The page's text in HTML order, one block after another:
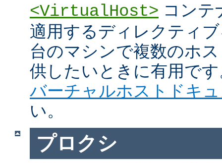
<VirtualHost> コンテ
適用するディレクティ
台のマシンで複数のホ
供したいときに有用で
バーチャルホストドキ
い。
プロクシ